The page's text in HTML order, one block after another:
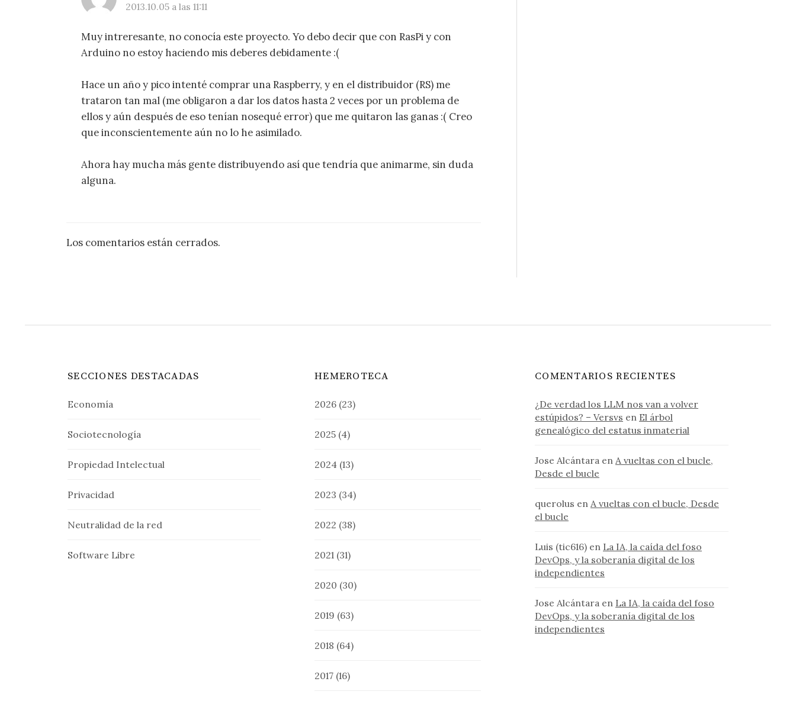
2013.10.05 a las 11:11
Muy intreresante, no conocía este proyecto. Yo debo decir que con RasPi y con
Arduino no estoy haciendo mis deberes debidamente :(
Hace un año y pico intenté comprar una Raspberry, y en el distribuidor (RS) me
trataron tan mal (me obligaron a dar los datos hasta 2 veces por un problema de
ellos y aún después de eso tenían nosequé error) que me quitaron las ganas :( Creo
que inconscientemente aún no lo he asimilado.
Ahora hay mucha más gente distribuyendo así que tendría que animarme, sin duda
alguna.
Los comentarios están cerrados.
SECCIONES DESTACADAS
Economía
Sociotecnología
Propiedad Intelectual
Privacidad
Neutralidad de la red
Software Libre
HEMEROTECA
2026 (23)
2025 (4)
2024 (13)
2023 (34)
2022 (38)
2021 (31)
2020 (30)
2019 (63)
2018 (64)
2017 (16)
COMENTARIOS RECIENTES
¿De verdad los LLM nos van a volver
estúpidos? – Versvs en El árbol
genealógico del estatus inmaterial
Jose Alcántara en A vueltas con el bucle,
Desde el bucle
querolus en A vueltas con el bucle, Desde
el bucle
Luis (tic616) en La IA, la caída del foso
DevOps, y la soberanía digital de los
independientes
Jose Alcántara en La IA, la caída del foso
DevOps, y la soberanía digital de los
independientes